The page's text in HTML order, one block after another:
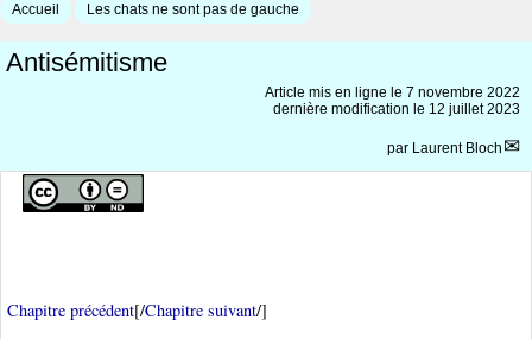
Accueil Les chats ne sont pas de gauche
Antisémitisme
Article mis en ligne le 7 novembre 2022
dernière modification le 12 juillet 2023
par Laurent Bloch
Chapitre précédent[/Chapitre suivant/]